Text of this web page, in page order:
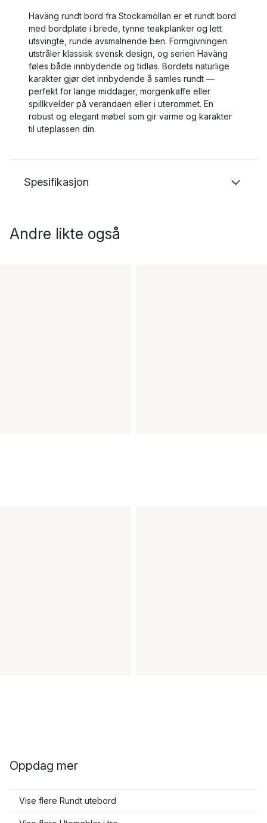
Haväng rundt bord fra Stockamöllan er et rundt bord
med bordplate i brede, tynne teakplanker og lett
utsvingte, runde avsmalnende ben. Formgivningen
utstråler klassisk svensk design, og serien Haväng
føles både innbydende og tidløs. Bordets naturlige
karakter gjør det innbydende å samles rundt —
perfekt for lange middager, morgenkaffe eller
spillkvelder på verandaen eller i uterommet. En
robust og elegant møbel som gir varme og karakter
til uteplassen din.
Spesifikasjon
Andre likte også
Oppdag mer
Vise flere Rundt utebord